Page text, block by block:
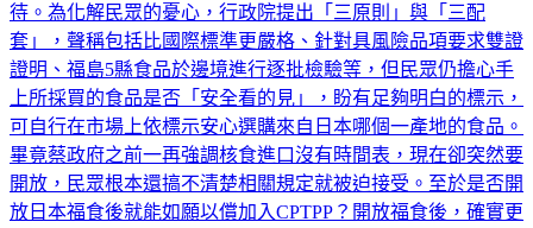
預告10日，各界難有充分時間表達意見，有違國人與民團的期
待。為化解民眾的憂心，行政院提出「三原則」與「三配
套」，聲稱包括比國際標準更嚴格、針對具風險品項要求雙證
證明、福島5縣食品於邊境進行逐批檢驗等，但民眾仍擔心手
上所採買的食品是否「安全看的見」，盼有足夠明白的標示，
可自行在市場上依標示安心選購來自日本哪個一產地的食品。
畢竟蔡政府之前一再強調核食進口沒有時間表，現在卻突然要
開放，民眾根本還搞不清楚相關規定就被迫接受。至於是否開